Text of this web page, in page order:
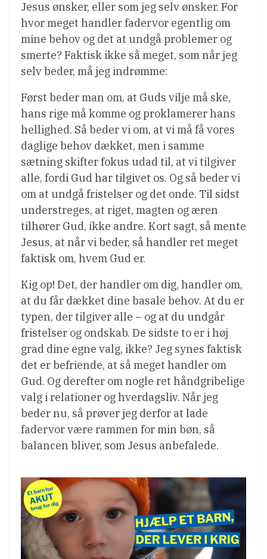
Jesus ønsker, eller som jeg selv ønsker. For
hvor meget handler fadervor egentlig om
mine behov og det at undgå problemer og
smerte? Faktisk ikke så meget, som når jeg
selv beder, må jeg indrømme:
Først beder man om, at Guds vilje må ske,
hans rige må komme og proklamerer hans
hellighed. Så beder vi om, at vi må få vores
daglige behov dækket, men i samme
sætning skifter fokus udad til, at vi tilgiver
alle, fordi Gud har tilgivet os. Og så beder vi
om at undgå fristelser og det onde. Til sidst
understreges, at riget, magten og æren
tilhører Gud, ikke andre. Kort sagt, så mente
Jesus, at når vi beder, så handler ret meget
faktisk om, hvem Gud er.
Kig op! Det, der handler om dig, handler om,
at du får dækket dine basale behov. At du er
typen, der tilgiver alle – og at du undgår
fristelser og ondskab. De sidste to er i høj
grad dine egne valg, ikke? Jeg synes faktisk
det er befriende, at så meget handler om
Gud. Og derefter om nogle ret håndgribelige
valg i relationer og hverdagsliv. Når jeg
beder nu, så prøver jeg derfor at lade
fadervor være rammen for min bøn, så
balancen bliver, som Jesus anbefalede.